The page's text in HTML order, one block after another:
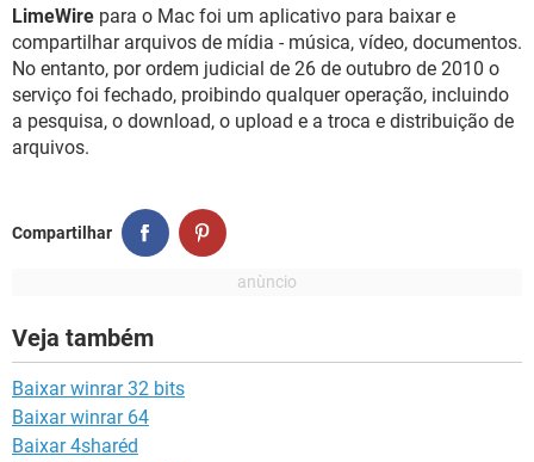
GUIA DE COMPRAS
LimeWire para o Mac foi um aplicativo para baixar e
compartilhar arquivos de mídia - música, vídeo, documentos.
No entanto, por ordem judicial de 26 de outubro de 2010 o
serviço foi fechado, proibindo qualquer operação, incluindo
a pesquisa, o download, o upload e a troca e distribuição de
arquivos.
Compartilhar
Veja também
Baixar winrar 32 bits
Baixar winrar 64
Baixar 4sharéd